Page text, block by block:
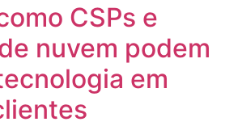
CSPs e
nuvem podem
em